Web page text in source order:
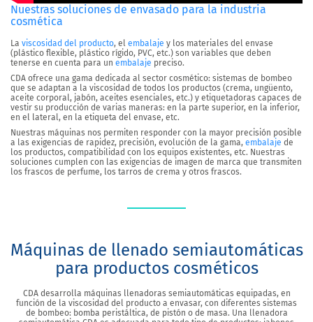
Nuestras soluciones de envasado para la industria
cosmética
La viscosidad del producto, el embalaje y los materiales del envase
(plástico flexible, plástico rígido, PVC, etc.) son variables que deben
tenerse en cuenta para un embalaje preciso.
CDA ofrece una gama dedicada al sector cosmético: sistemas de bombeo
que se adaptan a la viscosidad de todos los productos (crema, ungüento,
aceite corporal, jabón, aceites esenciales, etc.) y etiquetadoras capaces de
vestir su producción de varias maneras: en la parte superior, en la inferior,
en el lateral, en la etiqueta del envase, etc.
Nuestras máquinas nos permiten responder con la mayor precisión posible
a las exigencias de rapidez, precisión, evolución de la gama, embalaje de
los productos, compatibilidad con los equipos existentes, etc. Nuestras
soluciones cumplen con las exigencias de imagen de marca que transmiten
los frascos de perfume, los tarros de crema y otros frascos.
Máquinas de llenado semiautomáticas
para productos cosméticos
CDA desarrolla máquinas llenadoras semiautomáticas equipadas, en
función de la viscosidad del producto a envasar, con diferentes sistemas
de bombeo: bomba peristáltica, de pistón o de masa. Una llenadora